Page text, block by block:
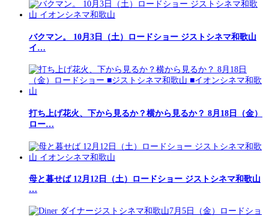
バクマン。 10月3日（土）ロードショー ジストシネマ和歌山
イ…
打ち上げ花火、下から見るか？横から見るか？ 8月18日（金）
ロー…
母と暮せば 12月12日（土）ロードショー ジストシネマ和歌山
…